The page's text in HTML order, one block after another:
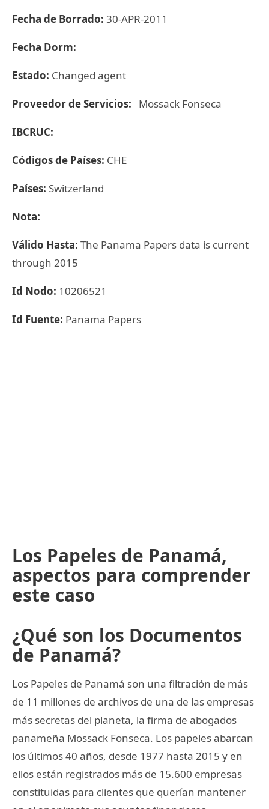
Fecha de Borrado: 30-APR-2011
Fecha Dorm:
Estado: Changed agent
Proveedor de Servicios: Mossack Fonseca
IBCRUC:
Códigos de Países: CHE
Países: Switzerland
Nota:
Válido Hasta: The Panama Papers data is current
through 2015
Id Nodo: 10206521
Id Fuente: Panama Papers
Los Papeles de Panamá,
aspectos para comprender
este caso
¿Qué son los Documentos
de Panamá?
Los Papeles de Panamá son una filtración de más
de 11 millones de archivos de una de las empresas
más secretas del planeta, la firma de abogados
panameña Mossack Fonseca. Los papeles abarcan
los últimos 40 años, desde 1977 hasta 2015 y en
ellos están registrados más de 15.600 empresas
constituidas para clientes que querían mantener